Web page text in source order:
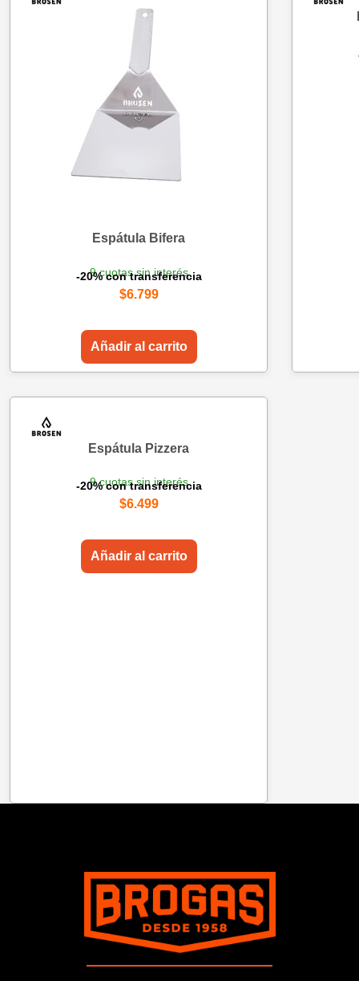
Espátula Bifera
9 cuotas sin interés
-20% con transferencia
$6.799
Añadir al carrito
Espátula Pizzera
9 cuotas sin interés
-20% con transferencia
$6.499
Añadir al carrito